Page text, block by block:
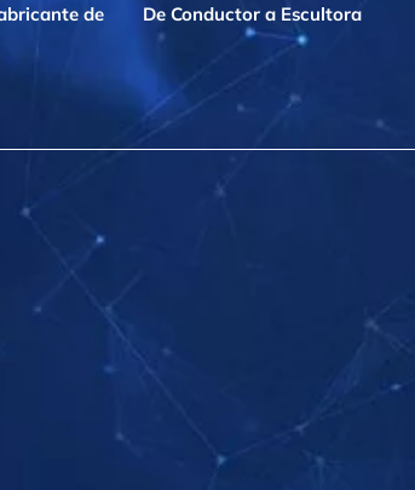
de
De Conductor a Escultora